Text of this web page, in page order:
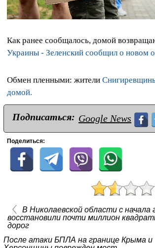
Как ранее сообщалось, домой
Украины - Зеленский сообщил о новом
Обмен пленными: жители
домой.
Подписаться: Google News
Поделиться:
В Николаевской области с начала
восстановили почти миллион
дорог
После атаки БПЛА на границе Крыма и